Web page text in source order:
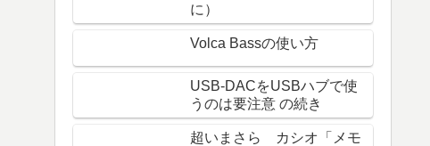
に）
Volca Bassの使い方
USB-DACをUSBハブで使
うのは要注意 の続き
超いまさら カシオ「メモ